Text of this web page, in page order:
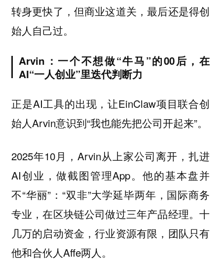
转身更快了，但商业这道关，最后还是得创
始人自己过。
Arvin：一个不想做“牛马”的00后，在
AI“一人创业”里迭代判断力
正是AI工具的出现，让EinClaw项目联合创
始人Arvin意识到“我也能先把公司开起来”。
2025年10月，Arvin从上家公司离开，扎进
AI创业，做截图管理App。他的基本盘并
不“华丽”：“双非”大学延毕两年，国际商务
专业，在区块链公司做过三年产品经理。十
几万的启动资金，行业资源有限，团队只有
他和合伙人Affe两人。